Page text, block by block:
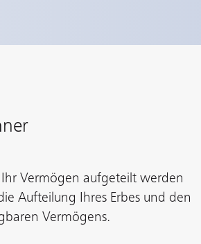
Vermögen aufgeteilt werden
Aufteilung Ihres Erbes und den
Vermögens.